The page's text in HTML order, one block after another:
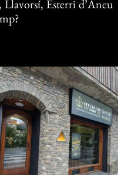
Llavorsí, Esterri d’Àneu